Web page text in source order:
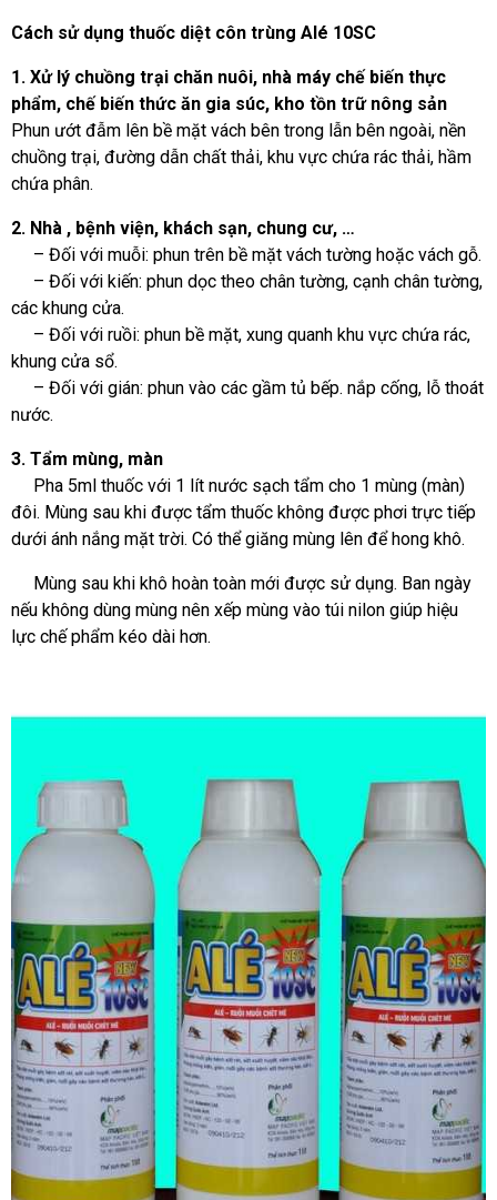
Cách sử dụng thuốc diệt côn trùng Alé 10SC
1. Xử lý chuồng trại chăn nuôi, nhà máy chế biến thực
phẩm, chế biến thức ăn gia súc, kho tồn trữ nông sản
Phun ướt đẫm lên bề mặt vách bên trong lẫn bên ngoài, nền
chuồng trại, đường dẫn chất thải, khu vực chứa rác thải, hầm
chứa phân.
2. Nhà , bệnh viện, khách sạn, chung cư, …
– Đối với muỗi: phun trên bề mặt vách tường hoặc vách gỗ.
– Đối với kiến: phun dọc theo chân tường, cạnh chân tường,
các khung cửa.
– Đối với ruồi: phun bề mặt, xung quanh khu vực chứa rác,
khung cửa sổ.
– Đối với gián: phun vào các gầm tủ bếp. nắp cống, lỗ thoát
nước.
3. Tẩm mùng, màn
Pha 5ml thuốc với 1 lít nước sạch tẩm cho 1 mùng (màn)
đôi. Mùng sau khi được tẩm thuốc không được phơi trực tiếp
dưới ánh nắng mặt trời. Có thể giăng mùng lên để hong khô.
Mùng sau khi khô hoàn toàn mới được sử dụng. Ban ngày
nếu không dùng mùng nên xếp mùng vào túi nilon giúp hiệu
lực chế phẩm kéo dài hơn.